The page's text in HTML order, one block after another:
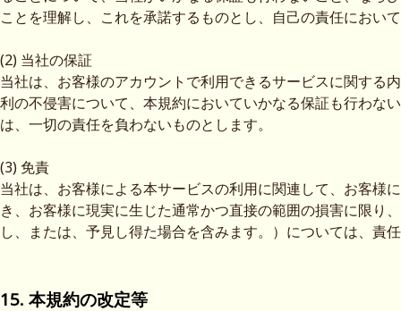
ことを理解し、これを承諾するものとし、自己の責任におい
(2) 当社の保証
当社は、お客様のアカウントで利用できるサービスに関する
利の不侵害について、本規約においていかなる保証も行わな
は、一切の責任を負わないものとします。
(3) 免責
当社は、お客様による本サービスの利用に関連して、お客様
き、お客様に現実に生じた通常かつ直接の範囲の損害に限り
し、または、予見し得た場合を含みます。）については、責
15. 本規約の改定等